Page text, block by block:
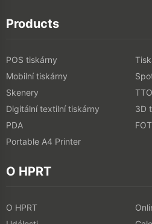
Products
POS tiskárny
Mobilní tiskárny
Skenery
Digitální textilní tiskárny
3D
PDA
Portable A4 Printer
O HPRT
O HPRT